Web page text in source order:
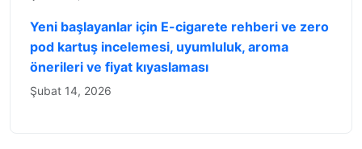
Yeni başlayanlar için E-cigarete rehberi ve zero
pod kartuş incelemesi, uyumluluk, aroma
önerileri ve fiyat kıyaslaması
Şubat 14, 2026